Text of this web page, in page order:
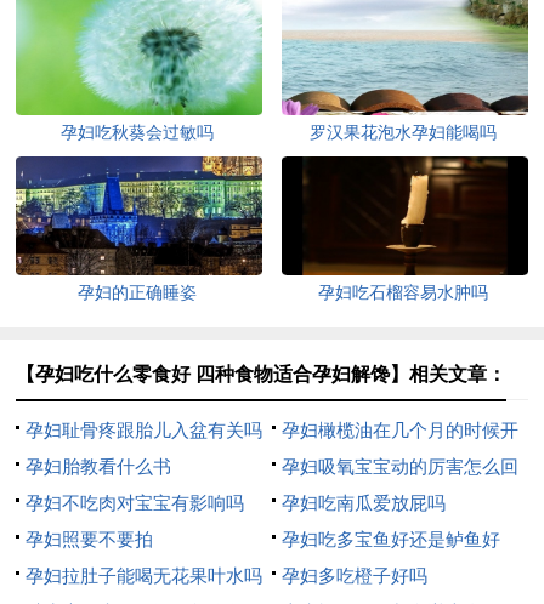
孕妇吃秋葵会过敏吗 罗汉果花泡水孕妇能喝吗
孕妇的正确睡姿 孕妇吃石榴容易水肿吗
【孕妇吃什么零食好 四种食物适合孕妇解馋】相关文章：
孕妇耻骨疼跟胎儿入盆有关吗
孕妇橄榄油在几个月的时候开
始用
孕妇胎教看什么书
孕妇吸氧宝宝动的厉害怎么回
事
孕妇不吃肉对宝宝有影响吗
孕妇吃南瓜爱放屁吗
孕妇照要不要拍
孕妇吃多宝鱼好还是鲈鱼好
孕妇拉肚子能喝无花果叶水吗
孕妇多吃橙子好吗